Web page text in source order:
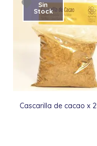
Cascarilla de cacao x
Sin
Stock